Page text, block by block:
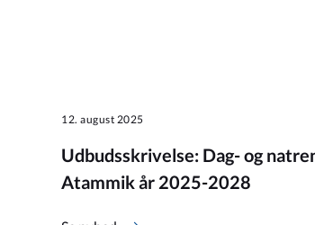
12. august 2025
Udbudsskrivelse: Dag- og
Atammik år 2025-2028